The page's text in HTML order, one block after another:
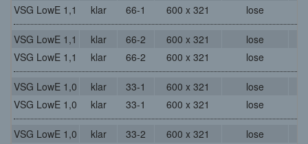
VSG LowE 1,1
klar 66-1 600 x 321 lose
VSG LowE 1,1 klar 66-2 600 x 321
lose
VSG LowE 1,1
klar 66-2 600 x 321 lose
VSG LowE 1,0 klar 33-1 600 x 321
lose
VSG LowE 1,0
klar 33-1 600 x 321 lose
VSG LowE 1,0 klar 33-2 600 x 321
lose